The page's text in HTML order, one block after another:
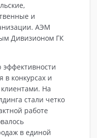
и
АЭМ
Дивизионом ГК
в конкурсах и
На
стали четко
работе
в единой